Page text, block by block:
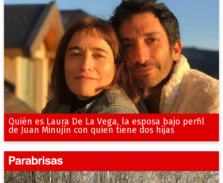
Quién es Laura De La Vega, la esposa bajo perfil
de Juan Minujín con quien tiene dos hijas